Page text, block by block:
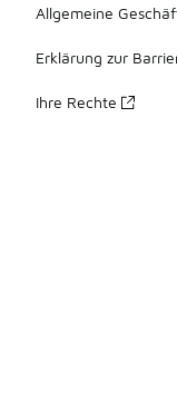
Allgemeine
Erklärung zur
Ihre Rechte